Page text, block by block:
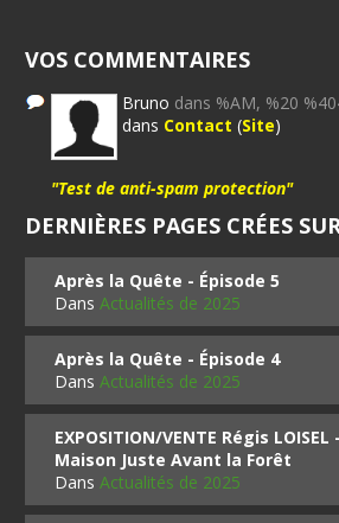
VOS COMMENTAIRES
Bruno dans %AM, %20
dans Contact (Site)
"Test de anti-spam protection"
DERNIÈRES PAGES CRÉES
Après la Quête - Épisode 5
DansActualités de 2025
Après la Quête - Épisode 4
DansActualités de 2025
EXPOSITION/VENTE Régis
Maison Juste Avant la Forêt
DansActualités de 2025